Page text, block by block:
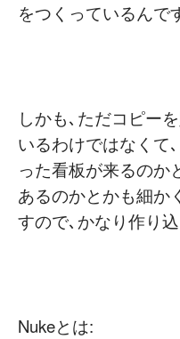
をつくっているんで
しかも､ただコピー
いるわけではなくて
った看板が来るのか
あるのかとかも細か
すので､かなり作り
Nukeとは: